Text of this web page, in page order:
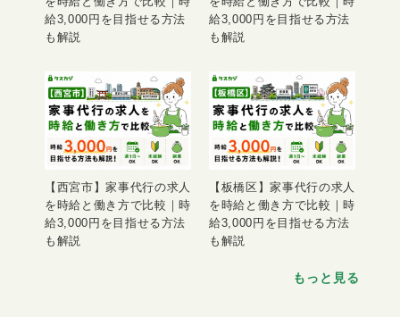
給3,000円を目指せる方法
も解説
給3,000円を目指せる方法
も解説
【西宮市】家事代行の求人
を時給と働き方で比較｜時
給3,000円を目指せる方法
も解説
【板橋区】家事代行の求人
を時給と働き方で比較｜時
給3,000円を目指せる方法
も解説
もっと見る